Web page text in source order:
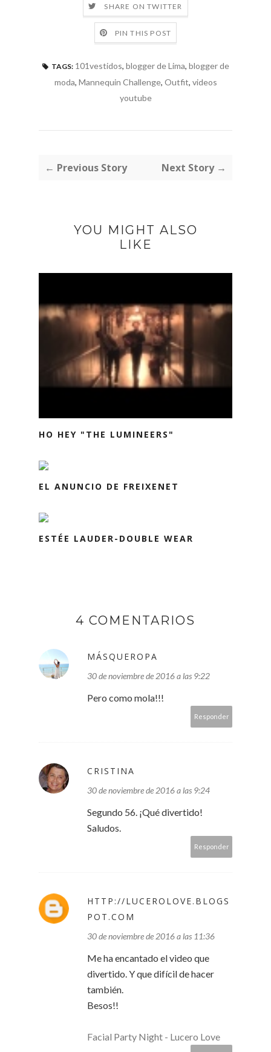
SHARE ON TWITTER
PIN THIS POST
TAGS: 101vestidos, blogger de Lima, blogger de
moda, Mannequin Challenge, Outfit, videos
youtube
← Previous Story Next Story →
YOU MIGHT ALSO
LIKE
HO HEY "THE LUMINEERS"
EL ANUNCIO DE FREIXENET
ESTÉE LAUDER-DOUBLE WEAR
4 COMENTARIOS
MÁSQUEROPA
30 de noviembre de 2016 a las 9:22
Pero como mola!!!
Responder
CRISTINA
30 de noviembre de 2016 a las 9:24
Segundo 56. ¡Qué divertido!
Saludos.
Responder
HTTP://LUCEROLOVE.BLOGS
POT.COM
30 de noviembre de 2016 a las 11:36
Me ha encantado el video que
divertido. Y que difícil de hacer
también.
Besos!!
Facial Party Night - Lucero Love